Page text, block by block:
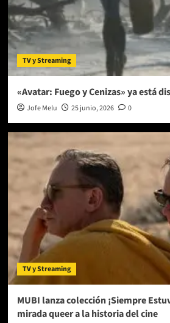
TV y Streaming
«Avatar: Fuego y Cenizas» ya está
Jofe Melu 25 junio, 2026 0
TV y Streaming
MUBI lanza colección ¡Siempre
mirada queer a la historia del cine